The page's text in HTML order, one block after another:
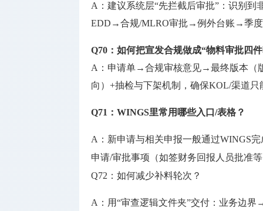
A：建议系统层“先拦截后审批”：识别
EDD→合规/MLRO审批→例外台账→季度
Q70：如何把宣发合规做成“物料审批四
A：申请单→合规审核意见→最终版本（
向）+抽检与下架机制，确保KOL/渠道只
Q71：WINGS里常用哪些入口/表格？
A：新申请与相关申报一般通过WINGS完
申请/审批事项（如签财务回报人员批准
Q72：如何减少补料轮次？
A：用“审查逻辑文件夹”交付：业务边